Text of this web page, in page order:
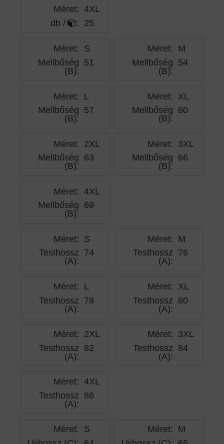
Méret: 4XL
db /
: 25
Méret: S
Mellbőség
(B):
51
Méret: M
Mellbőség
(B):
54
Méret: L
Mellbőség
(B):
57
Méret: XL
Mellbőség
(B):
60
Méret: 2XL
Mellbőség
(B):
63
Méret: 3XL
Mellbőség
(B):
66
Méret: 4XL
Mellbőség
(B):
69
Méret: S
Testhossz
(A):
74
Méret: M
Testhossz
(A):
76
Méret: L
Testhossz
(A):
78
Méret: XL
Testhossz
(A):
80
Méret: 2XL
Testhossz
(A):
82
Méret: 3XL
Testhossz
(A):
84
Méret: 4XL
Testhossz
(A):
86
Méret: S
Méret: M